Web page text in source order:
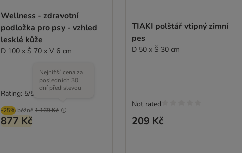
Wellness - zdravotní
podložka pro psy - vzhled
lesklé kůže
D 100 x Š 70 x V 6 cm
-25% běžně1 169 Kč
Nejnižší cena za
posledních 30
dní před slevou
877 Kč
Rating: 5/5
TIAKI polštář vtipný zimní
pes
D 50 x Š 30 cm
209 Kč
Not rated